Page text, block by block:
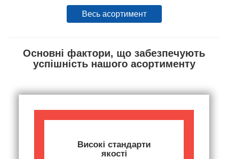
Весь асортимент
Основні фактори, що забезпечують
успішність нашого асортименту
Високі стандарти
якості